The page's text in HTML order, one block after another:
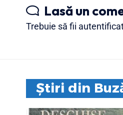
Lasă un
Trebuie să fii
Știri din